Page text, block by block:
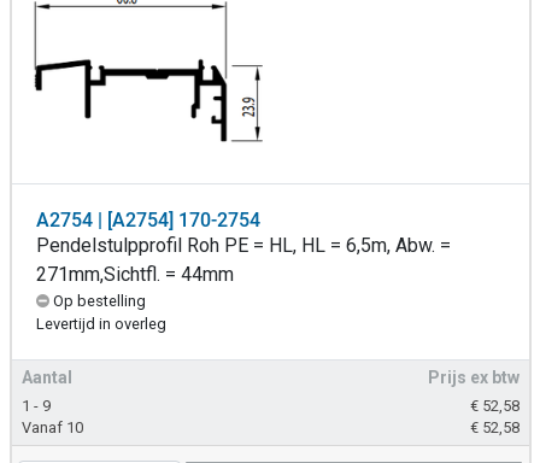
A2754 | [A2754] 170-2754
Pendelstulpprofil Roh PE = HL, HL = 6,5m, Abw. =
271mm,Sichtfl. = 44mm
Op bestelling
Levertijd in overleg
Aantal Prijs ex btw
1 - 9 € 52,58
Vanaf 10
€ 52,58